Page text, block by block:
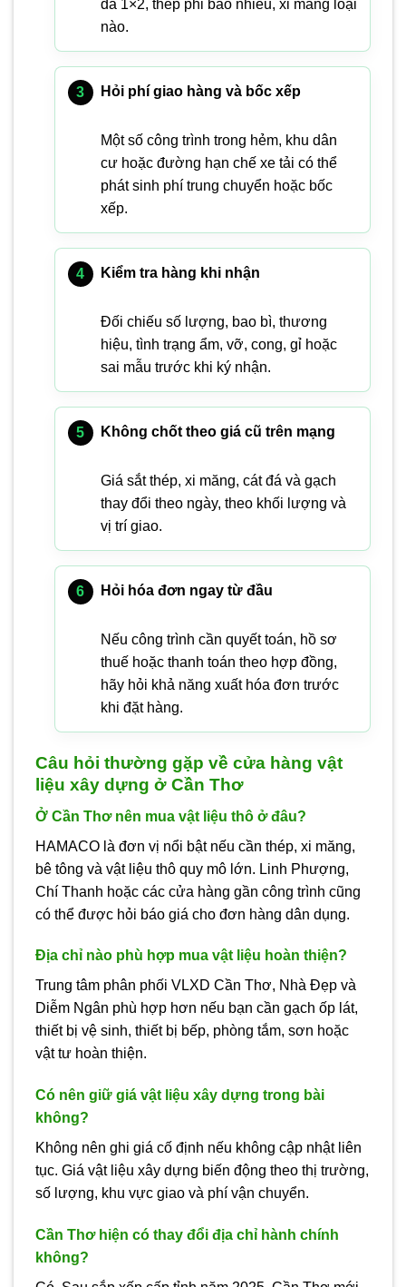
đá 1×2, thép phi bao nhiêu, xi măng loại
nào.
Hỏi phí giao hàng và bốc xếp
Một số công trình trong hẻm, khu dân
cư hoặc đường hạn chế xe tải có thể
phát sinh phí trung chuyển hoặc bốc
xếp.
Kiểm tra hàng khi nhận
Đối chiếu số lượng, bao bì, thương
hiệu, tình trạng ẩm, vỡ, cong, gỉ hoặc
sai mẫu trước khi ký nhận.
Không chốt theo giá cũ trên mạng
Giá sắt thép, xi măng, cát đá và gạch
thay đổi theo ngày, theo khối lượng và
vị trí giao.
Hỏi hóa đơn ngay từ đầu
Nếu công trình cần quyết toán, hồ sơ
thuế hoặc thanh toán theo hợp đồng,
hãy hỏi khả năng xuất hóa đơn trước
khi đặt hàng.
Câu hỏi thường gặp về cửa hàng vật
liệu xây dựng ở Cần Thơ
Ở Cần Thơ nên mua vật liệu thô ở đâu?
HAMACO là đơn vị nổi bật nếu cần thép, xi măng,
bê tông và vật liệu thô quy mô lớn. Linh Phượng,
Chí Thanh hoặc các cửa hàng gần công trình cũng
có thể được hỏi báo giá cho đơn hàng dân dụng.
Địa chỉ nào phù hợp mua vật liệu hoàn thiện?
Trung tâm phân phối VLXD Cần Thơ, Nhà Đẹp và
Diễm Ngân phù hợp hơn nếu bạn cần gạch ốp lát,
thiết bị vệ sinh, thiết bị bếp, phòng tắm, sơn hoặc
vật tư hoàn thiện.
Có nên giữ giá vật liệu xây dựng trong bài
không?
Không nên ghi giá cố định nếu không cập nhật liên
tục. Giá vật liệu xây dựng biến động theo thị trường,
số lượng, khu vực giao và phí vận chuyển.
Cần Thơ hiện có thay đổi địa chỉ hành chính
không?